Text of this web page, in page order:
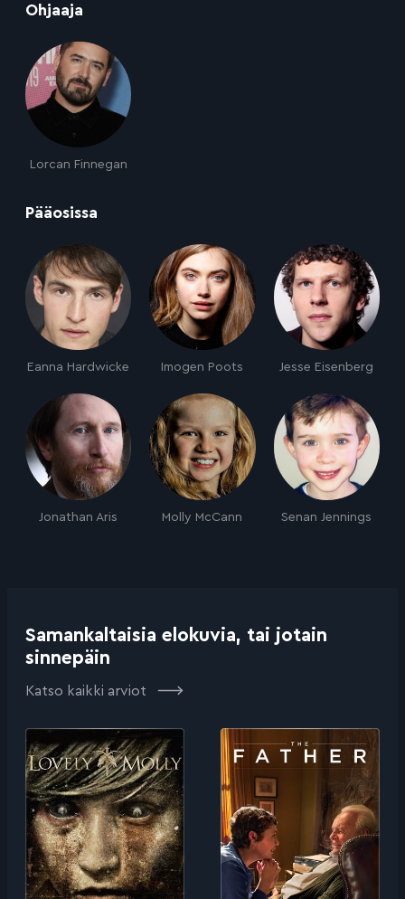
Ohjaaja
Lorcan Finnegan
Pääosissa
Eanna Hardwicke Imogen Poots Jesse Eisenberg
Jonathan Aris Molly McCann Senan Jennings
Samankaltaisia elokuvia, tai jotain
sinnepäin
Katso kaikki arviot